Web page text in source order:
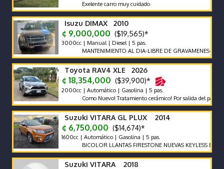
Exelente carro muy cuidado
Isuzu DIMAX 2010
¢ 9,000,000 ($19,565)*
3000cc | Manual | Diesel | 5 pas.
MANTENIMIENTO AL DIA-LIBRE DE GRAVAMENES-LLANTAS
Toyota RAV4 XLE 2026
¢ 18,354,000 ($39,900)*
2000cc | Automático | Gasolina | 5 pas.
Como Nuevo! Tratamiento cerámico! Por salida del país no se
Suzuki VITARA GL PLUX 2014
¢ 6,750,000 ($14,674)*
1600cc | Automático | Gasolina | 5 pas.
BICOLOR LLANTAS FIRESTONE NUEVAS KEYLESS
Suzuki VITARA 2018